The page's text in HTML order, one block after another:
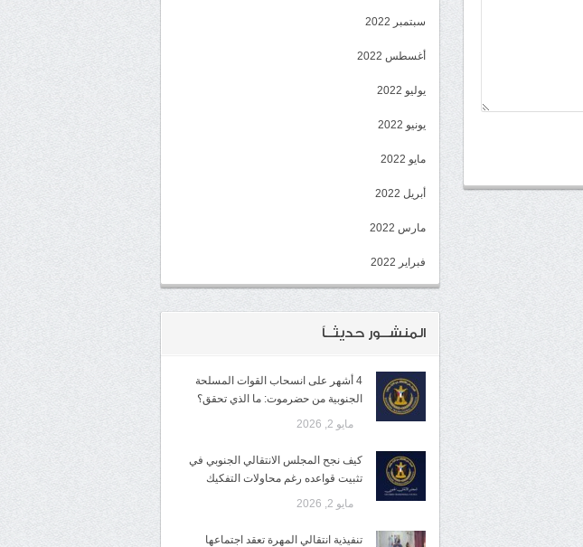
سبتمبر 2022
أغسطس 2022
يوليو 2022
يونيو 2022
مايو 2022
أبريل 2022
مارس 2022
فبراير 2022
المنشــور حديثــاً
4 أشهر على انسحاب القوات المسلحة
الجنوبية من حضرموت: ما الذي تحقق؟
مايو 2, 2026
كيف نجح المجلس الانتقالي الجنوبي في
تثبيت قواعده رغم محاولات التفكيك
مايو 2, 2026
تنفيذية انتقالي المهرة تعقد اجتماعها